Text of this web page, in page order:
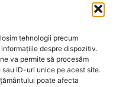
tehnologii precum
despre dispozitiv.
va permite să procesăm
ID-uri unice pe acest site.
poate afecta
De la ce oră încep
organizate în
aduc în centrul
de concert, un
cu drone[...]